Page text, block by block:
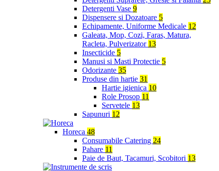
Detergenti Vase 9
Dispensere si Dozatoare 5
Echipamente, Uniforme Medicale 12
Galeata, Mop, Cozi, Faras, Matura,
Racleta, Pulverizator 13
Insecticide 5
Manusi si Masti Protectie 5
Odorizante 35
Produse din hartie 31
Hartie igienica 10
Role Prosop 11
Servetele 13
Sapunuri 12
Horeca 48
Consumabile Catering 24
Pahare 11
Paie de Baut, Tacamuri, Scobitori 13